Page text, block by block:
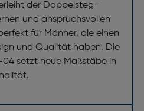
der Doppelsteg-
und anspruchsvollen
für Männer, die einen
und Qualität haben. Die
04 setzt neue Maßstäbe in